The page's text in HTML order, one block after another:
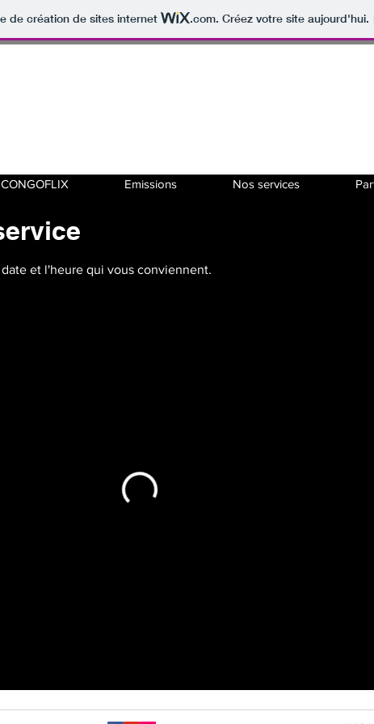
de création de sites internet .com. Créez votre site aujourd'hui.
et l'heure qui vous conviennent.
CONGOFLIX Emissions Nos services